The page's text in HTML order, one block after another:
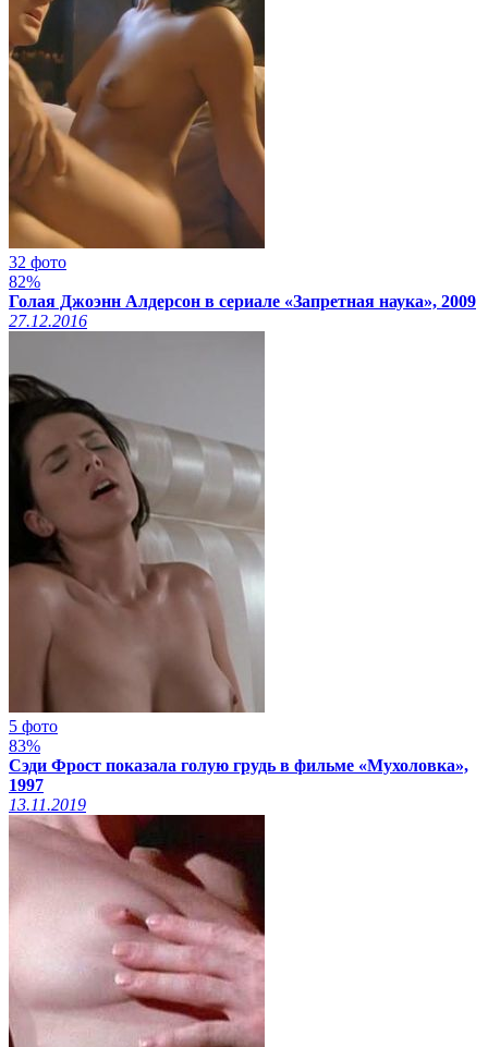
32 фото
82%
Голая Джоэнн Алдерсон в сериале «Запретная наука», 2009
27.12.2016
5 фото
83%
Сэди Фрост показала голую грудь в фильме «Мухоловка»,
1997
13.11.2019